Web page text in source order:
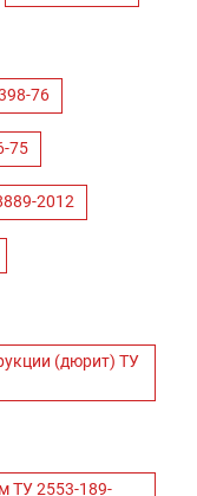
76
75
2012
(дюрит) ТУ
ТУ 2553-189-